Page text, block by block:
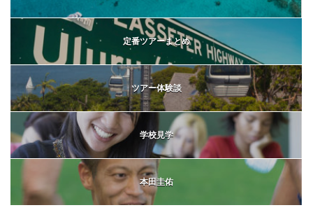
定番ツアーまとめ
ツアー体験談
学校見学
本田圭佑